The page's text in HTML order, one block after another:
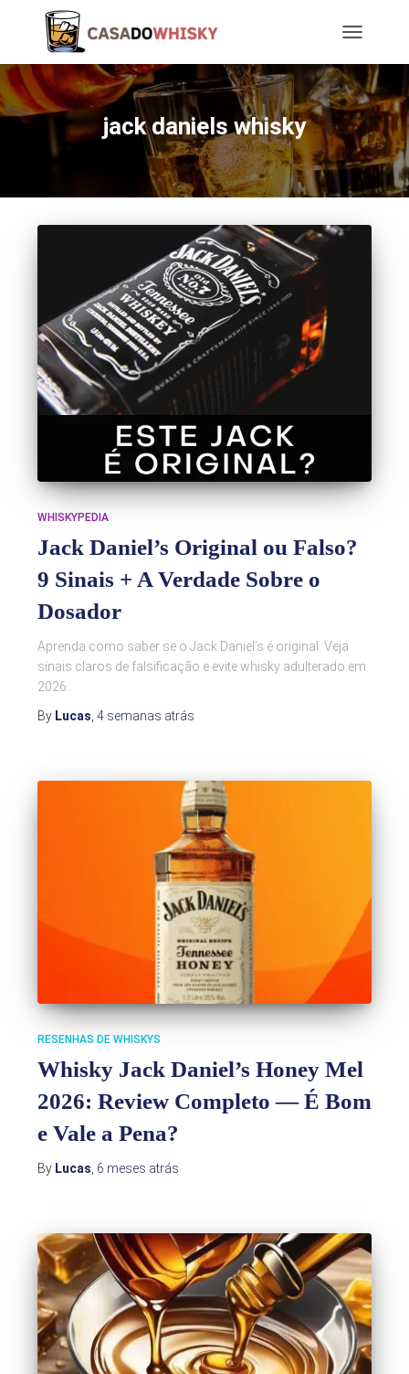
jack daniels whisky
WHISKYPEDIA
Jack Daniel’s Original ou Falso?
9 Sinais + A Verdade Sobre o
Dosador
Aprenda como saber se o Jack Daniel’s é original. Veja
sinais claros de falsificação e evite whisky adulterado em
2026.
By Lucas, 4 semanas atrás
RESENHAS DE WHISKYS
Whisky Jack Daniel’s Honey Mel
2026: Review Completo — É Bom
e Vale a Pena?
By Lucas, 6 meses atrás